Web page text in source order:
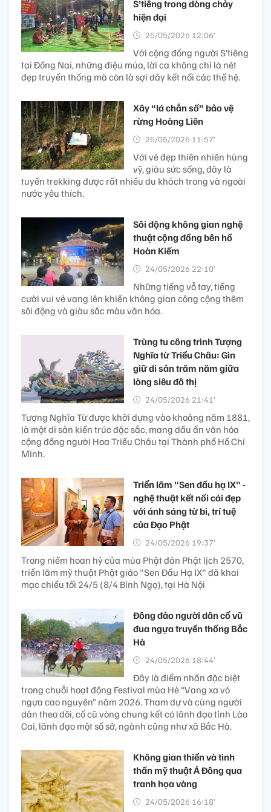
S’tiêng trong dòng chảy
hiện đại
25/05/2026 12:06’
Với cộng đồng người S’tiêng
tại Đồng Nai, những điệu múa, lời ca không chỉ là nét
đẹp truyền thống mà còn là sợi dây kết nối các thế hệ.
Xây “lá chắn số” bảo vệ
rừng Hoàng Liên
25/05/2026 11:57’
Với vẻ đẹp thiên nhiên hùng
vỹ, giàu sức sống, đây là
tuyến trekking được rất nhiều du khách trong và ngoài
nước yêu thích.
Sôi động không gian nghệ
thuật cộng đồng bên hồ
Hoàn Kiếm
24/05/2026 22:10’
Những tiếng vỗ tay, tiếng
cười vui vẻ vang lên khiến không gian công cộng thêm
sôi động và giàu sắc màu văn hóa.
Trùng tu công trình Tượng
Nghĩa từ Triều Châu: Gìn
giữ di sản trăm năm giữa
lòng siêu đô thị
24/05/2026 21:41’
Tượng Nghĩa Từ được khởi dựng vào khoảng năm 1881,
là một di sản kiến trúc đặc sắc, mang dấu ấn văn hóa
cộng đồng người Hoa Triều Châu tại Thành phố Hồ Chí
Minh.
Triển lãm "Sen đầu hạ IX" -
nghệ thuật kết nối cái đẹp
với ánh sáng từ bi, trí tuệ
của Đạo Phật
24/05/2026 19:37’
Trong niềm hoan hỷ của mùa Phật đản Phật lịch 2570,
triển lãm mỹ thuật Phật giáo "Sen Đầu Hạ IX" đã khai
mạc chiều tối 24/5 (8/4 Bính Ngọ), tại Hà Nội
Đông đảo người dân cổ vũ
đua ngựa truyền thống Bắc
Hà
24/05/2026 18:44’
Đây là điểm nhấn đặc biệt
trong chuỗi hoạt động Festival mùa Hè “Vang xa vó
ngựa cao nguyên” năm 2026. Tham dự và cùng người
dân theo dõi, cổ cũ vòng chung kết có lãnh đạo tỉnh Lào
Cai, lãnh đạo một số sở, ngành cũng như xã Bắc Hà.
Không gian thiền và tinh
thần mỹ thuật Á Đông qua
tranh họa vàng
24/05/2026 16:18’